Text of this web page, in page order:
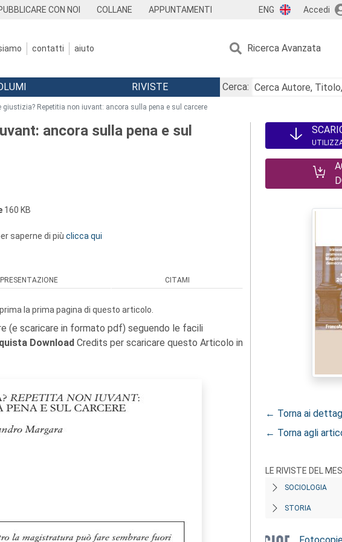
CON NOI COLLANE APPUNTAMENTI ENG Accedi
contatti aiuto Ricerca Avanzata
RIVISTE
Cerca:
giustizia? Repetitia non iuvant: ancora sulla pena e sul carcere
ancora sulla pena e sul
160 KB
saperne di più clicca qui
PRESENTAZIONE CITAMI
la prima pagina di questo articolo.
(e scaricare in formato pdf) seguendo le facili
Download Credits per scaricare questo Articolo in
← Torna ai
← Torna agli
LE RIVISTE DEL
SOCIOLOGIA
STORIA